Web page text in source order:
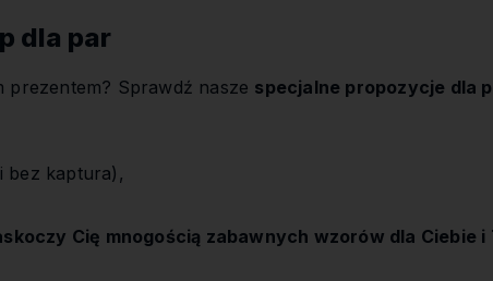
dla par
prezentem? Sprawdź nasze specjalne propozycje dla
bez kaptura),
Cię mnogością zabawnych wzorów dla Ciebie i